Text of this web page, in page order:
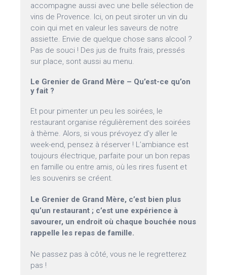
accompagne aussi avec une belle sélection de
vins de Provence. Ici, on peut siroter un vin du
coin qui met en valeur les saveurs de notre
assiette. Envie de quelque chose sans alcool ?
Pas de souci ! Des jus de fruits frais, pressés
sur place, sont aussi au menu.
Le Grenier de Grand Mère – Qu’est-ce qu’on
y fait ?
Et pour pimenter un peu les soirées, le
restaurant organise régulièrement des soirées
à thème. Alors, si vous prévoyez d’y aller le
week-end, pensez à réserver ! L’ambiance est
toujours électrique, parfaite pour un bon repas
en famille ou entre amis, où les rires fusent et
les souvenirs se créent.
Le Grenier de Grand Mère, c’est bien plus
qu’un restaurant ; c’est une expérience à
savourer, un endroit où chaque bouchée nous
rappelle les repas de famille.
Ne passez pas à côté, vous ne le regretterez
pas !